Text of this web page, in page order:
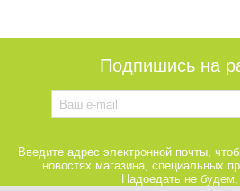
Подпишись на
Введите адрес электронной почты,
новостях магазина, специальных
Надоедать не будем,